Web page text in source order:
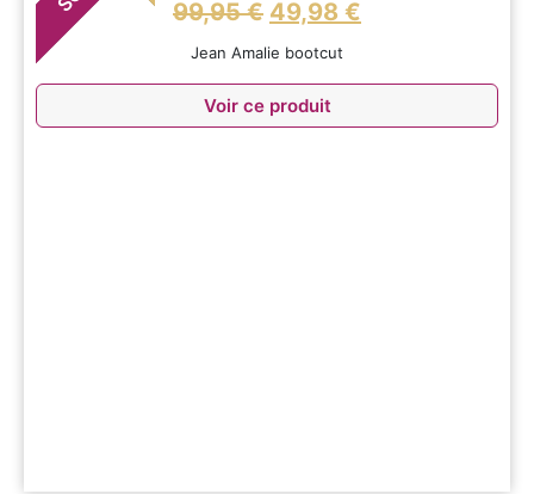
99,95€ 49,98 €
Jean Amalie bootcut
Voir ce produit